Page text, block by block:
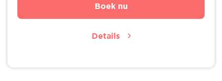
Boek nu
Details